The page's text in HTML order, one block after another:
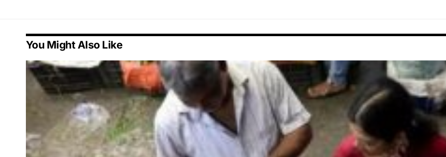
You Might Also Like